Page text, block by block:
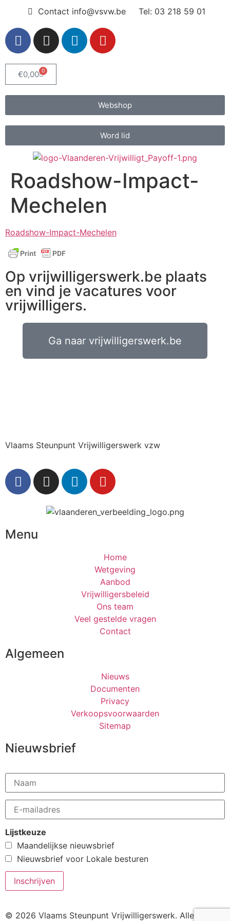
Contact info@vsvw.be Tel: 03 218 59 01
€0,00 0
Webshop
Word lid
Roadshow-Impact-
Mechelen
Roadshow-Impact-Mechelen
Op vrijwilligerswerk.be plaats
en vind je vacatures voor
vrijwilligers.
Ga naar vrijwilligerswerk.be
Vlaams Steunpunt Vrijwilligerswerk vzw
Menu
Home
Wetgeving
Aanbod
Vrijwilligersbeleid
Ons team
Veel gestelde vragen
Contact
Algemeen
Nieuws
Documenten
Privacy
Verkoopsvoorwaarden
Sitemap
Nieuwsbrief
Lijstkeuze
Maandelijkse nieuwsbrief
Nieuwsbrief voor Lokale besturen
© 2026 Vlaams Steunpunt Vrijwilligerswerk. Alle